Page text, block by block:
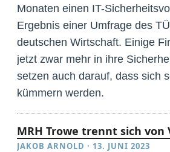
Monaten einen IT-
Ergebnis einer Umfrage des
deutschen Wirtschaft. Einige
jetzt zwar mehr in ihre
setzen auch darauf, dass sich
kümmern werden.
MRH Trowe trennt sich von
JAKOB ARNOLD · 13. JUNI 2023